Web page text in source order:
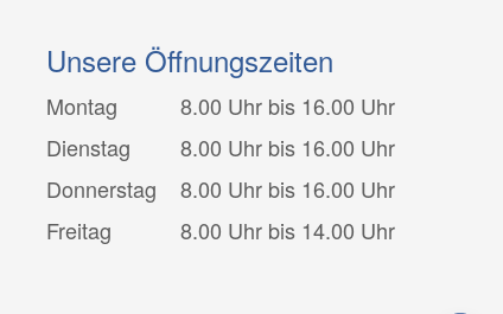
Unsere Öffnungszeiten
Montag
8.00 Uhr bis 16.00 Uhr
Dienstag
8.00 Uhr bis 16.00 Uhr
Donnerstag
8.00 Uhr bis 16.00 Uhr
Freitag
8.00 Uhr bis 14.00 Uhr